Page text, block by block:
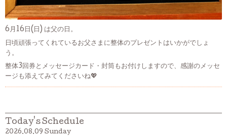
6月16日(日) は父の日。
日頃頑張ってくれているお父さまに整体のプレゼントはいかがでしょ
う。
整体3回券とメッセージカード・封筒もお付けしますので、感謝のメッセ
ージも添えてみてくださいね💖
Today's Schedule
2026.08.09 Sunday